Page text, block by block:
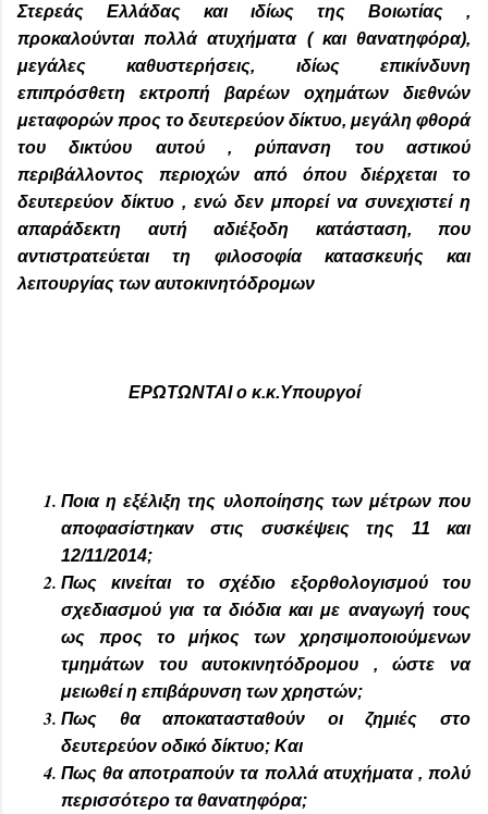
Στερεάς Ελλάδας και ιδίως της Βοιωτίας ,
προκαλούνται πολλά ατυχήματα ( και θανατηφόρα),
μεγάλες καθυστερήσεις, ιδίως επικίνδυνη
επιπρόσθετη εκτροπή βαρέων οχημάτων διεθνών
μεταφορών προς το δευτερεύον δίκτυο, μεγάλη φθορά
του δικτύου αυτού , ρύπανση του αστικού
περιβάλλοντος περιοχών από όπου διέρχεται το
δευτερεύον δίκτυο , ενώ δεν μπορεί να συνεχιστεί η
απαράδεκτη αυτή αδιέξοδη κατάσταση, που
αντιστρατεύεται τη φιλοσοφία κατασκευής και
λειτουργίας των αυτοκινητόδρομων
ΕΡΩΤΩΝΤΑΙ ο κ.κ.Υπουργοί
Ποια η εξέλιξη της υλοποίησης των μέτρων που
αποφασίστηκαν στις συσκέψεις της 11 και
12/11/2014;
Πως κινείται το σχέδιο εξορθολογισμού του
σχεδιασμού για τα διόδια και με αναγωγή τους
ως προς το μήκος των χρησιμοποιούμενων
τμημάτων του αυτοκινητόδρομου , ώστε να
μειωθεί η επιβάρυνση των χρηστών;
Πως θα αποκατασταθούν οι ζημιές στο
δευτερεύον οδικό δίκτυο; Και
Πως θα αποτραπούν τα πολλά ατυχήματα , πολύ
περισσότερο τα θανατηφόρα;